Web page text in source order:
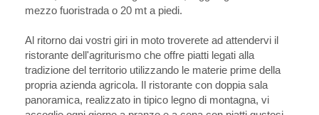
mezzo fuoristrada o 20 mt a piedi.
Al ritorno dai vostri giri in moto troverete ad attendervi il
ristorante dell'agriturismo che offre piatti legati alla
tradizione del territorio utilizzando le materie prime della
propria azienda agricola. Il ristorante con doppia sala
panoramica, realizzato in tipico legno di montagna, vi